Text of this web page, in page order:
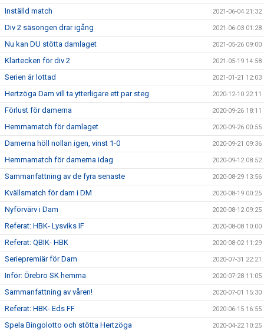
Inställd match 2021-06-04 21:32
Div 2 säsongen drar igång 2021-06-03 01:28
Nu kan DU stötta damlaget 2021-05-26 09:00
Klartecken för div 2 2021-05-19 14:58
Serien är lottad 2021-01-21 12:03
Hertzöga Dam vill ta ytterligare ett par steg 2020-12-10 22:11
Förlust för damerna 2020-09-26 18:11
Hemmamatch för damlaget 2020-09-26 00:55
Damerna höll nollan igen, vinst 1-0 2020-09-21 09:36
Hemmamatch för damerna idag 2020-09-12 08:52
Sammanfattning av de fyra senaste 2020-08-29 13:56
Kvällsmatch för dam i DM 2020-08-19 00:25
Nyförvärv i Dam 2020-08-12 09:25
Referat: HBK- Lysviks IF 2020-08-08 10:00
Referat: QBIK- HBK 2020-08-02 11:29
Seriepremiär för Dam 2020-07-31 22:21
Inför: Örebro SK hemma 2020-07-28 11:05
Sammanfattning av våren! 2020-07-01 15:30
Referat: HBK- Eds FF 2020-06-15 16:55
Spela Bingolotto och stötta Hertzöga 2020-04-22 10:25